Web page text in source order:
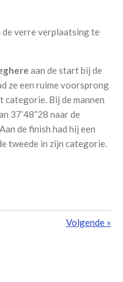
verre verplaatsing te
aan de start bij de
ze een ruime voorsprong
categorie. Bij de mannen
37’48”28 naar de
de finish had hij een
tweede in zijn categorie.
Volgende »